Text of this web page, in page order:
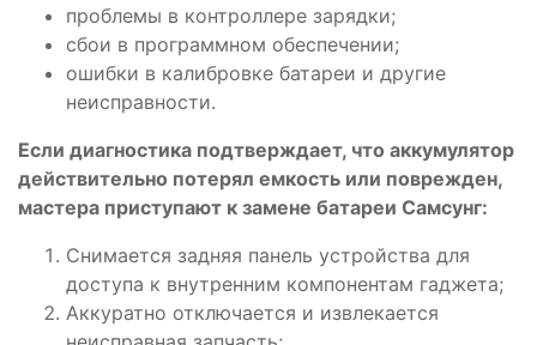
проблемы в контроллере зарядки;
сбои в программном обеспечении;
ошибки в калибровке батареи и другие
неисправности.
Если диагностика подтверждает, что аккумулятор
действительно потерял емкость или поврежден,
мастера приступают к замене батареи Самсунг:
Снимается задняя панель устройства для
доступа к внутренним компонентам гаджета;
Аккуратно отключается и извлекается